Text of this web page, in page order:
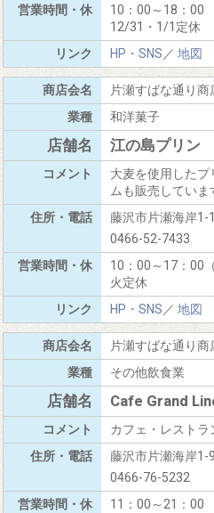
10：00～18：00
12/31・1/1定休
HP・SNS／ 地図
片瀬すばな通り商
和洋菓子
江の島プリン
大麦を使用した
ムも販売していま
藤沢市片瀬海岸1-
0466-52-7433
10：00～17：00
火定休
HP・SNS／ 地図
片瀬すばな通り商
その他飲食業
Cafe Grand
カフェ・レスト
藤沢市片瀬海岸1-
0466-76-5232
11：00～21：00